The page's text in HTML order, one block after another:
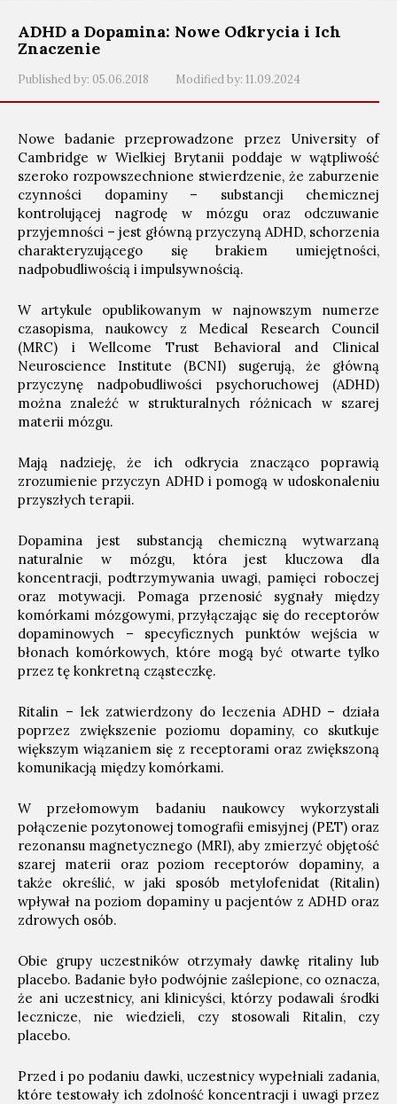
ADHD a Dopamina: Nowe Odkrycia i Ich
Znaczenie
Published by: 05.06.2018 Modified by: 11.09.2024
Nowe badanie przeprowadzone przez University of
Cambridge w Wielkiej Brytanii poddaje w wątpliwość
szeroko rozpowszechnione stwierdzenie, że zaburzenie
czynności dopaminy – substancji chemicznej
kontrolującej nagrodę w mózgu oraz odczuwanie
przyjemności – jest główną przyczyną ADHD, schorzenia
charakteryzującego się brakiem umiejętności,
nadpobudliwością i impulsywnością.
W artykule opublikowanym w najnowszym numerze
czasopisma, naukowcy z Medical Research Council
(MRC) i Wellcome Trust Behavioral and Clinical
Neuroscience Institute (BCNI) sugerują, że główną
przyczynę nadpobudliwości psychoruchowej (ADHD)
można znaleźć w strukturalnych różnicach w szarej
materii mózgu.
Mają nadzieję, że ich odkrycia znacząco poprawią
zrozumienie przyczyn ADHD i pomogą w udoskonaleniu
przyszłych terapii.
Dopamina jest substancją chemiczną wytwarzaną
naturalnie w mózgu, która jest kluczowa dla
koncentracji, podtrzymywania uwagi, pamięci roboczej
oraz motywacji. Pomaga przenosić sygnały między
komórkami mózgowymi, przyłączając się do receptorów
dopaminowych – specyficznych punktów wejścia w
błonach komórkowych, które mogą być otwarte tylko
przez tę konkretną cząsteczkę.
Ritalin – lek zatwierdzony do leczenia ADHD – działa
poprzez zwiększenie poziomu dopaminy, co skutkuje
większym wiązaniem się z receptorami oraz zwiększoną
komunikacją między komórkami.
W przełomowym badaniu naukowcy wykorzystali
połączenie pozytonowej tomografii emisyjnej (PET) oraz
rezonansu magnetycznego (MRI), aby zmierzyć objętość
szarej materii oraz poziom receptorów dopaminy, a
także określić, w jaki sposób metylofenidat (Ritalin)
wpływał na poziom dopaminy u pacjentów z ADHD oraz
zdrowych osób.
Obie grupy uczestników otrzymały dawkę ritaliny lub
placebo. Badanie było podwójnie zaślepione, co oznacza,
że ani uczestnicy, ani klinicyści, którzy podawali środki
lecznicze, nie wiedzieli, czy stosowali Ritalin, czy
placebo.
Przed i po podaniu dawki, uczestnicy wypełniali zadania,
które testowały ich zdolność koncentracji i uwagi przez